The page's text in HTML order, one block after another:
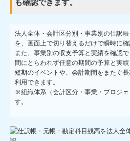
も確認できます。
法人全体・会計区分別・事業別の仕訳
を、画面上で切り替えるだけで瞬時に確
また、事業別の収支予算と実績を確認
間にとらわれず任意の期間の予算と実績
短期のイベントや、会計期間をまたぐ
利用できます。
※組織体系（会計区分・事業・プロジ
す。